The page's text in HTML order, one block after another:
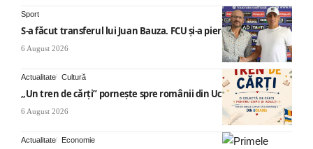
Sport
S-a făcut transferul lui Juan Bauza. FCU și-a pierdut vedeta
6 August 2026
Actualitate Cultură
„Un tren de cărți” pornește spre românii din Ucraina
6 August 2026
Actualitate Economie